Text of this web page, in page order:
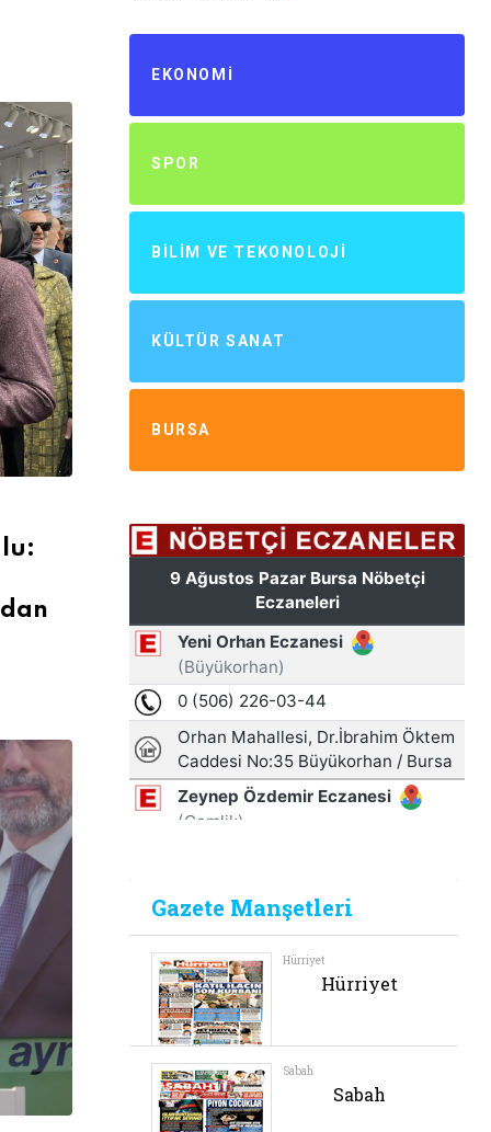
EKONOMI
SPOR
BILIM VE TEKONOLOJI
KÜLTÜR SANAT
BURSA